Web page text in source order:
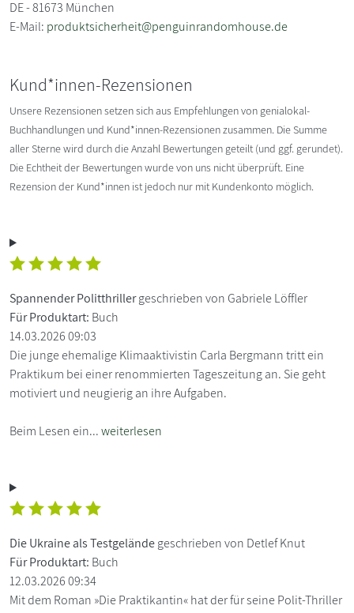
DE - 81673 München
E-Mail: produktsicherheit@penguinrandomhouse.de
Kund*innen-Rezensionen
Unsere Rezensionen setzen sich aus Empfehlungen von genialokal-
Buchhandlungen und Kund*innen-Rezensionen zusammen. Die Summe
aller Sterne wird durch die Anzahl Bewertungen geteilt (und ggf. gerundet).
Die Echtheit der Bewertungen wurde von uns nicht überprüft. Eine
Rezension der Kund*innen ist jedoch nur mit Kundenkonto möglich.
Spannender Politthrillergeschrieben von Gabriele Löffler
Für Produktart: Buch
14.03.2026 09:03
Die junge ehemalige Klimaaktivistin Carla Bergmann tritt ein
Praktikum bei einer renommierten Tageszeitung an. Sie geht
motiviert und neugierig an ihre Aufgaben.
Beim Lesen ein...weiterlesen
Die Ukraine als Testgeländegeschrieben von Detlef Knut
Für Produktart: Buch
12.03.2026 09:34
Mit dem Roman »Die Praktikantin« hat der für seine Polit-Thriller